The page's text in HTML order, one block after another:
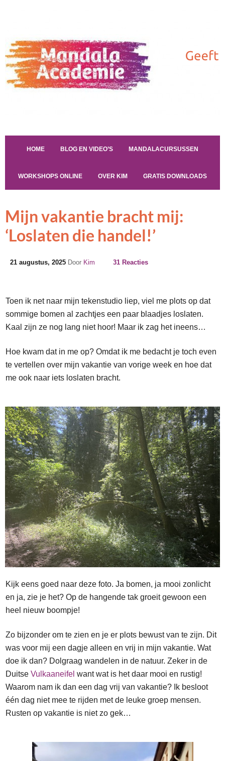
HOME BLOG EN VIDEO’S MANDALACURSUSSEN
WORKSHOPS ONLINE OVER KIM GRATIS DOWNLOADS
Mijn vakantie bracht mij:
‘Loslaten die handel!’
21 augustus, 2025 Door Kim 31 Reacties
Toen ik net naar mijn tekenstudio liep, viel me plots op dat
sommige bomen al zachtjes een paar blaadjes loslaten.
Kaal zijn ze nog lang niet hoor! Maar ik zag het ineens…
Hoe kwam dat in me op? Omdat ik me bedacht je toch even
te vertellen over mijn vakantie van vorige week en hoe dat
me ook naar iets loslaten bracht.
Kijk eens goed naar deze foto. Ja bomen, ja mooi zonlicht
en ja, zie je het? Op de hangende tak groeit gewoon een
heel nieuw boompje!
Zo bijzonder om te zien en je er plots bewust van te zijn. Dit
was voor mij een dagje alleen en vrij in mijn vakantie. Wat
doe ik dan? Dolgraag wandelen in de natuur. Zeker in de
Duitse Vulkaaneifel want wat is het daar mooi en rustig!
Waarom nam ik dan een dag vrij van vakantie? Ik besloot
één dag niet mee te rijden met de leuke groep mensen.
Rusten op vakantie is niet zo gek…